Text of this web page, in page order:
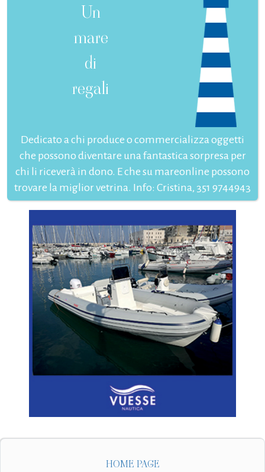
Un
mare
di
regali
Dedicato a chi produce o commercializza oggetti
che possono diventare una fantastica sorpresa per
chi li riceverà in dono. E che su mareonline possono
trovare la miglior vetrina. Info: Cristina, 351 9744943
HOME PAGE